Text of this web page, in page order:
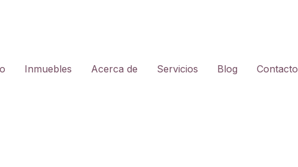
Inmuebles Acerca de Servicios Blog Contacto